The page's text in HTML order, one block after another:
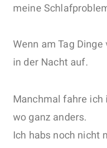
meine
Wenn am Tag
in der Nacht auf.
Manchmal fahre ich
wo ganz anders.
Ich habs noch nicht